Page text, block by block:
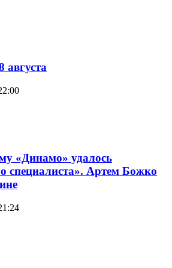
«Динамо» удалось
специалиста». Артем Божко